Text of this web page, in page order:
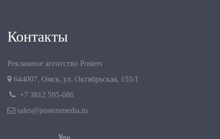
Контакты
Рекламное агентство Posters
644007, Омск, ул. Октябрьская, 155/1
+7 3812 595-686
sales@postersmedia.ru